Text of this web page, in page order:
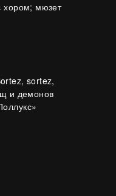
хором; мюзет
sortez,
и демонов